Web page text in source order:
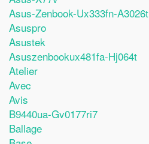
Asus-Zenbook-Ux333fn-A3026t
Asuspro
Asustek
Asuszenbookux481fa-Hj064t
Atelier
Avec
Avis
B9440ua-Gv0177ri7
Ballage